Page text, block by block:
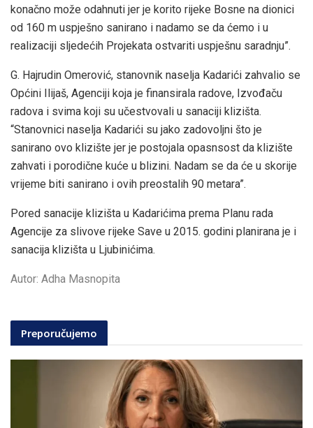
konačno može odahnuti jer je korito rijeke Bosne na dionici
od 160 m uspješno sanirano i nadamo se da ćemo i u
realizaciji sljedećih Projekata ostvariti uspješnu saradnju”.
G. Hajrudin Omerović, stanovnik naselja Kadarići zahvalio se
Općini Ilijaš, Agenciji koja je finansirala radove, Izvođaču
radova i svima koji su učestvovali u sanaciji klizišta.
“Stanovnici naselja Kadarići su jako zadovoljni što je
sanirano ovo klizište jer je postojala opasnsost da klizište
zahvati i porodične kuće u blizini. Nadam se da će u skorije
vrijeme biti sanirano i ovih preostalih 90 metara”.
Pored sanacije klizišta u Kadarićima prema Planu rada
Agencije za slivove rijeke Save u 2015. godini planirana je i
sanacija klizišta u Ljubinićima.
Autor: Adha Masnopita
Preporučujemo